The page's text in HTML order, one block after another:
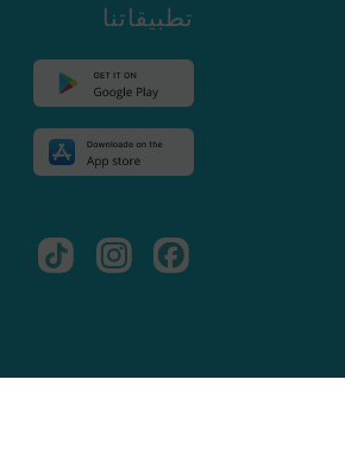
تطبيقاتنا